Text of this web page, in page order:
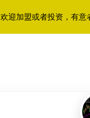
欢迎加盟或者投资，有意